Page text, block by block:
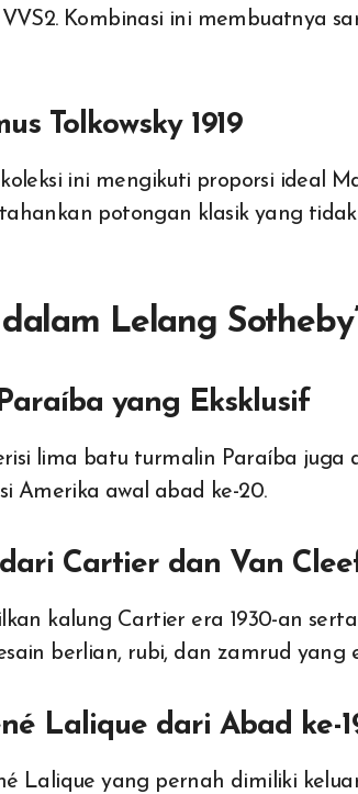
Kombinasi ini membuatnya
Tolkowsky 1919
ini mengikuti proporsi ideal
potongan klasik yang
Lelang
yang Eksklusif
lima batu turmalin Paraíba juga
Amerika awal abad ke-20.
Cartier dan Van
kalung Cartier era 1930-an
berlian, rubi, dan zamrud yang
Lalique dari Abad ke-
Lalique yang pernah dimiliki